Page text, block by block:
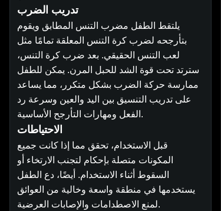
تدريب الضرب
يلتقط الطفل مضرب التنس المطابق ويقوم
بتأرجحه لضرب كرة التنس المعلقة تمامًا مثل
لعب التنس الحقيقي. بعد ضرب كرة التنس،
سترتد تحت قوة الشد للحبل المرن. يمكن للطفل
ممارسة حركة الضرب بشكل متكرر، مما يساعد
على تدريب التنسيق بين اليد والعين وسرعة رد
الفعل ومهارات التأرجح الأساسية.
الاحتياطات
قبل الاستخدام، تحقق مما إذا كانت جميع
المكونات متصلة بإحكام لتجنب الارتخاء أو
السقوط أثناء الاستخدام. أيضًا، دع الطفل
يستخدمها في منطقة واسعة وخالية من العوائق
لمنع الاصطدامات والإصابات العرضية.